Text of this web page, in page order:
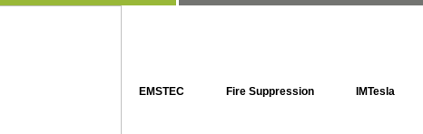
EMSTEC Fire Suppression IMTesla